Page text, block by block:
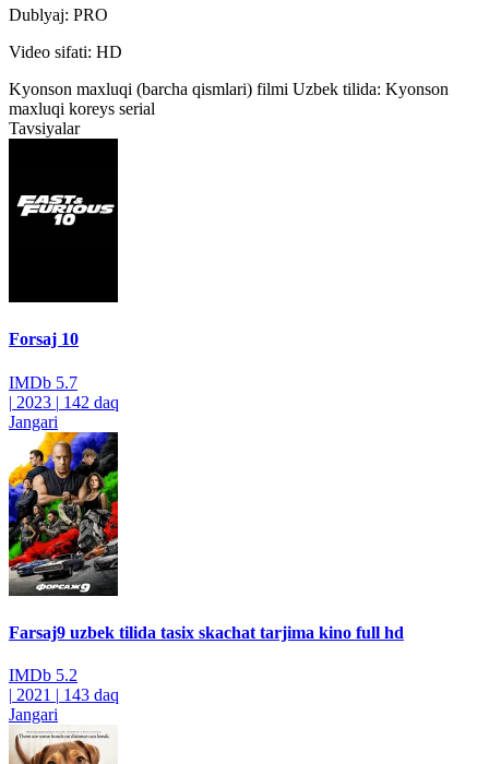
Dublyaj: PRO
Video sifati: HD
Kyonson maxluqi (barcha qismlari) filmi Uzbek tilida: Kyonson
maxluqi koreys serial
Tavsiyalar
Forsaj 10
IMDb 5.7
| 2023 | 142 daq
Jangari
Farsaj9 uzbek tilida tasix skachat tarjima kino full hd
IMDb 5.2
| 2021 | 143 daq
Jangari